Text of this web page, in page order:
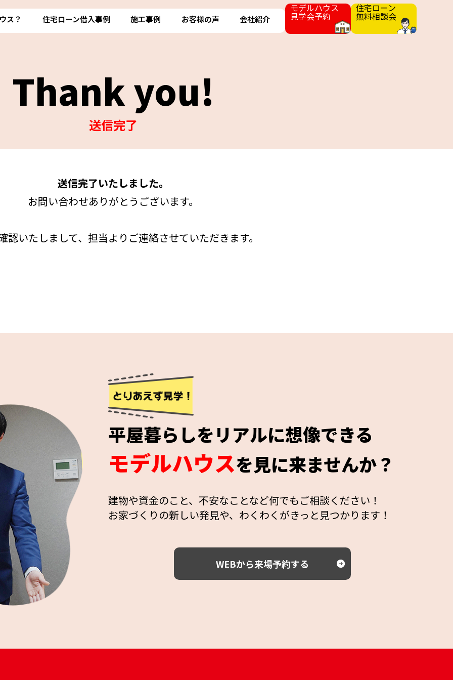
ス？ 住宅ローン借入事例 施工事例 お客様の声 会社紹介
モデルハウス
見学会予約
住宅ローン
無料相談会
Thank you!
送信完了
送信完了いたしました。
お問い合わせありがとうございます。
認いたしまして、担当よりご連絡させていただきます。
平屋暮らしをリアルに想像できる
モデルハウスを見に来ませんか？
建物や資金のこと、不安なことなど何でもご相談ください！
お家づくりの新しい発見や、わくわくがきっと見つかります！
WEBから来場予約する